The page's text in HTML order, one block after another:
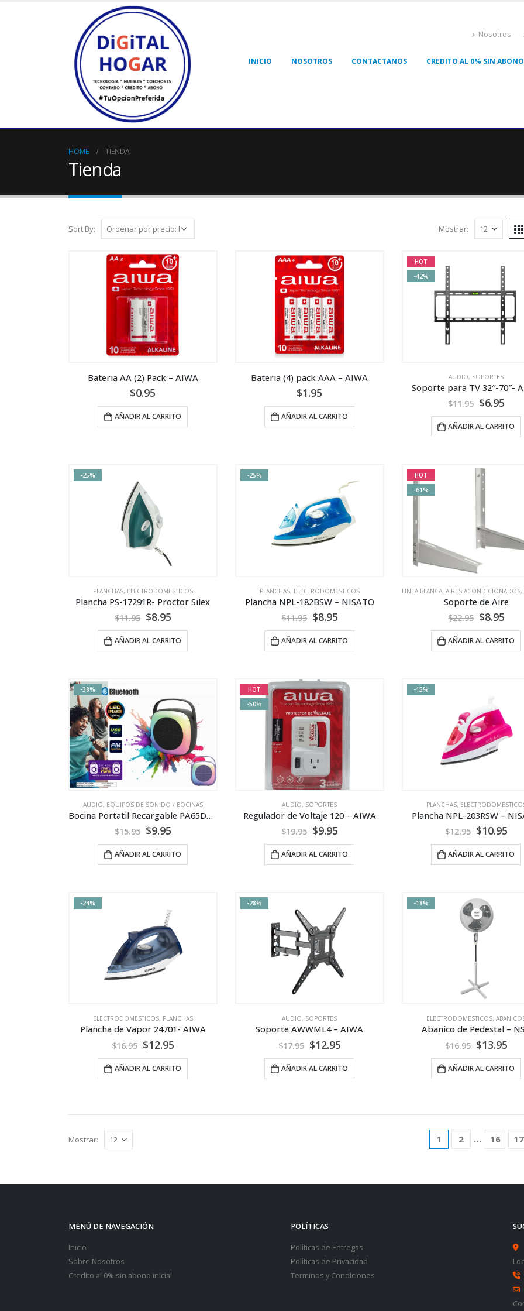
Nosotros
INICIO NOSOTROS CONTACTANOS CREDITO AL 0% SIN
HOME TIENDA
Tienda
Sort By: Mostrar:
Bateria AA (2) Pack – AIWA
$0.95
AÑADIR AL CARRITO
Bateria (4) pack AAA – AIWA
$1.95
AÑADIR AL CARRITO
HOT
-42%
AUDIO, SOPORTES
Soporte para TV 32″-70″-
$11.95 $6.95
AÑADIR AL CARRITO
-25%
PLANCHAS, ELECTRODOMESTICOS
Plancha PS-17291R- Proctor Silex
$11.95 $8.95
AÑADIR AL CARRITO
-25%
PLANCHAS, ELECTRODOMESTICOS
Plancha NPL-182BSW – NISATO
$11.95 $8.95
AÑADIR AL CARRITO
HOT
-61%
LINEA BLANCA, AIRES ACONDICIONADOS,
Soporte de Aire
$22.95 $8.95
AÑADIR AL CARRITO
-38%
AUDIO, EQUIPOS DE SONIDO / BOCINAS
Bocina Portatil Recargable PA65DCX1 – SANKEY
$15.95 $9.95
AÑADIR AL CARRITO
HOT
-50%
AUDIO, SOPORTES
Regulador de Voltaje 120 – AIWA
$19.95 $9.95
AÑADIR AL CARRITO
-15%
PLANCHAS,
Plancha NPL-203RSW –
$12.95 $10.95
AÑADIR AL CARRITO
-24%
ELECTRODOMESTICOS, PLANCHAS
Plancha de Vapor 24701- AIWA
$16.95 $12.95
AÑADIR AL CARRITO
-28%
AUDIO, SOPORTES
Soporte AWWML4 – AIWA
$17.95 $12.95
AÑADIR AL CARRITO
-18%
ELECTRODOMESTICOS,
Abanico de Pedestal –
$16.95 $13.95
AÑADIR AL CARRITO
Mostrar: 1 2 … 16 17
MENÚ DE NAVEGACIÓN
Inicio
Sobre Nosotros
Credito al 0% sin abono inicial
POLÍTICAS
Políticas de Entregas
Políticas de Privacidad
Terminos y Condiciones